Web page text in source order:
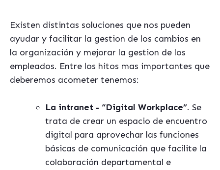
Existen distintas soluciones que nos pueden
ayudar y facilitar la gestion de los cambios en
la organización y mejorar la gestion de los
empleados. Entre los hitos mas importantes que
deberemos acometer tenemos:
La intranet - “Digital Workplace”. Se
trata de crear un espacio de encuentro
digital para aprovechar las funciones
básicas de comunicación que facilite la
colaboración departamental e